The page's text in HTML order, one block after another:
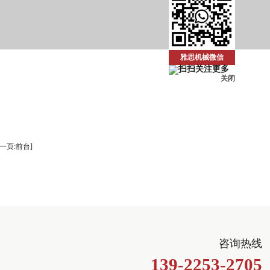
页:前台]
咨询热线
139-2253-2705
雅思机械微信
关闭